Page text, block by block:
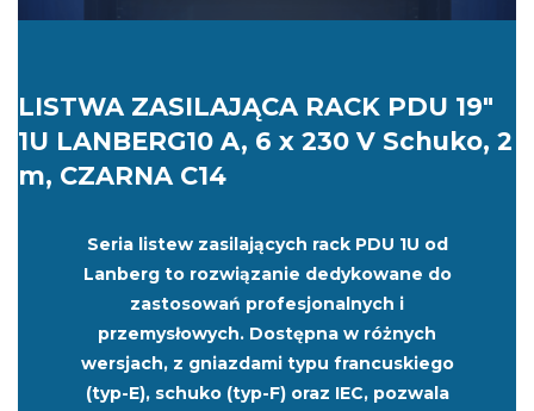
LISTWA ZASILAJĄCA RACK PDU 19"
1U LANBERG10 A, 6 x 230 V Schuko, 2
m, CZARNA C14
Seria listew zasilających rack PDU 1U od
Lanberg to rozwiązanie dedykowane do
zastosowań profesjonalnych i
przemysłowych. Dostępna w różnych
wersjach, z gniazdami typu francuskiego
(typ-E), schuko (typ-F) oraz IEC, pozwala